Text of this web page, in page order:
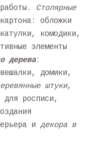
Столярные
обложки
комодики,
элементы
дерева:
домики,
штуки,
для росписи,
и декора в